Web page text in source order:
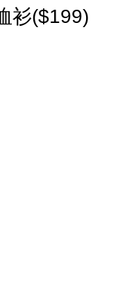
衫($199)